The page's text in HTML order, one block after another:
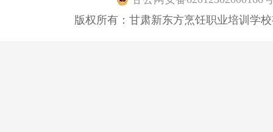
版权所有：甘肃新东方烹饪职业培训学